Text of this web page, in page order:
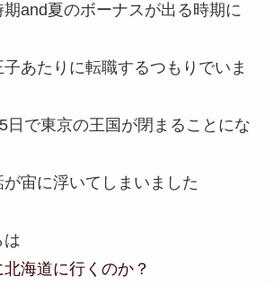
and夏のボーナスが出る時期に
あたりに転職するつもりでいま
日で東京の王国が閉まることにな
宙に浮いてしまいました
は
北海道に行くのか？